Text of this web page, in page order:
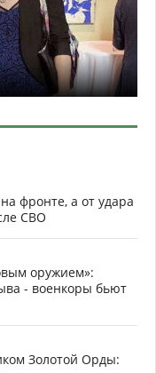
фронте, а от удара
СВО
оружием»:
- военкоры бьют
Золотой Орды: